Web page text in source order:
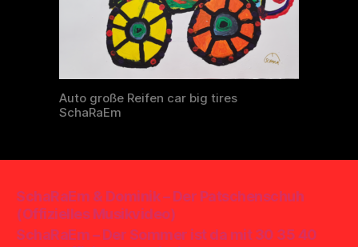
Auto große Reifen car big tires
SchaRaEm
SchaRaEm & Dominik – Der Patschenschuh
(Offizielles Musikvideo)
SchaRaEm – Der Sommer ist da mit 30 35 40